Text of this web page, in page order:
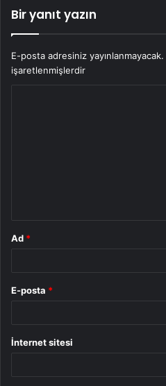
Bir yanıt yazın
E-posta adresiniz yayınlanmayacak.
işaretlenmişlerdir
Ad *
E-posta *
İnternet sitesi